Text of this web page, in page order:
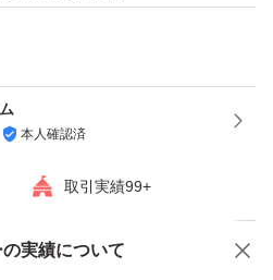
本人確認済
取引実績99+
実績について商品への質問